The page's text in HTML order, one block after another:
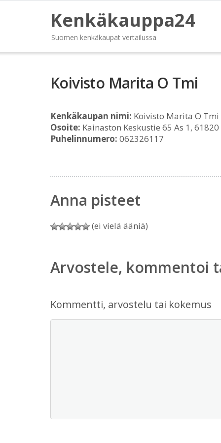
Kenkäkauppa24
Suomen kenkäkaupat vertailussa
Koivisto Marita O Tmi
Kenkäkaupan nimi: Koivisto Marita O Tmi
Osoite: Kainaston Keskustie 65 As 1,
Puhelinnumero: 062326117
Anna pisteet
(ei vielä ääniä)
Arvostele, kommentoi
Kommentti, arvostelu tai kokemus